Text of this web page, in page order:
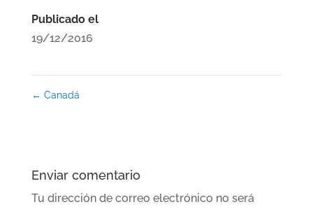
Publicado el
19/12/2016
← Canadá
Enviar comentario
Tu dirección de correo electrónico no será